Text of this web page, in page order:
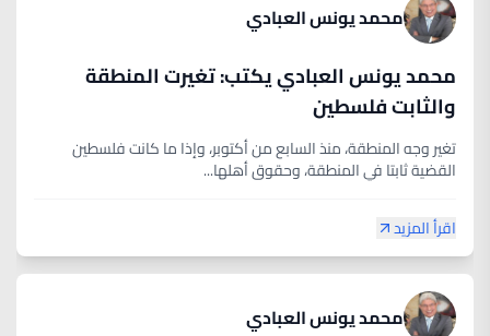
محمد يونس العبادي
محمد يونس العبادي يكتب: تغيرت المنطقة
والثابت فلسطين
تغير وجه المنطقة، منذ السابع من أكتوبر، وإذا ما كانت فلسطين
القضية ثابتا في المنطقة، وحقوق أهلها...
اقرأ المزيد
محمد يونس العبادي